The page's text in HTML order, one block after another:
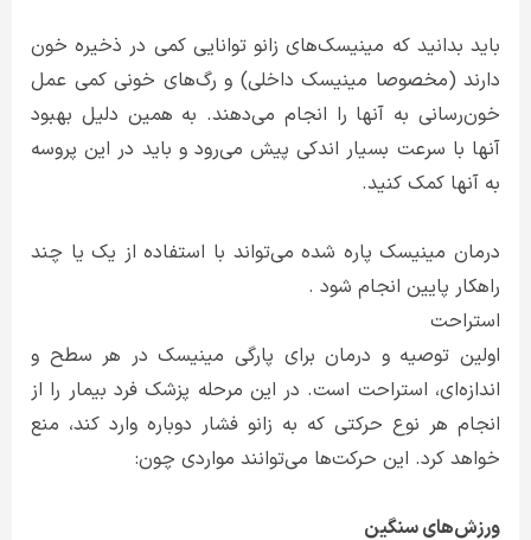
باید بدانید که مینیسک‌های زانو توانایی کمی در ذخیره خون
دارند (مخصوصا مینیسک داخلی) و رگ‌های خونی کمی عمل
خون‌رسانی به آنها را انجام می‌دهند. به همین دلیل بهبود
آنها با سرعت بسیار اندکی پیش می‌رود و باید در این پروسه
به آنها کمک کنید.
درمان مینیسک پاره شده می‌تواند با استفاده از یک یا چند
راهکار پایین انجام شود .
استراحت
اولین توصیه و درمان برای پارگی مینیسک در هر سطح و
اندازه‌ای، استراحت است. در این مرحله پزشک فرد بیمار را از
انجام هر نوع حرکتی که به زانو فشار دوباره وارد کند، منع
خواهد کرد. این حرکت‌ها می‌توانند مواردی چون:
ورزش‌های سنگین